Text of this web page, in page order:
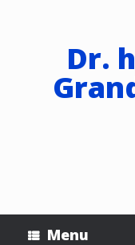
Dr.
Menu